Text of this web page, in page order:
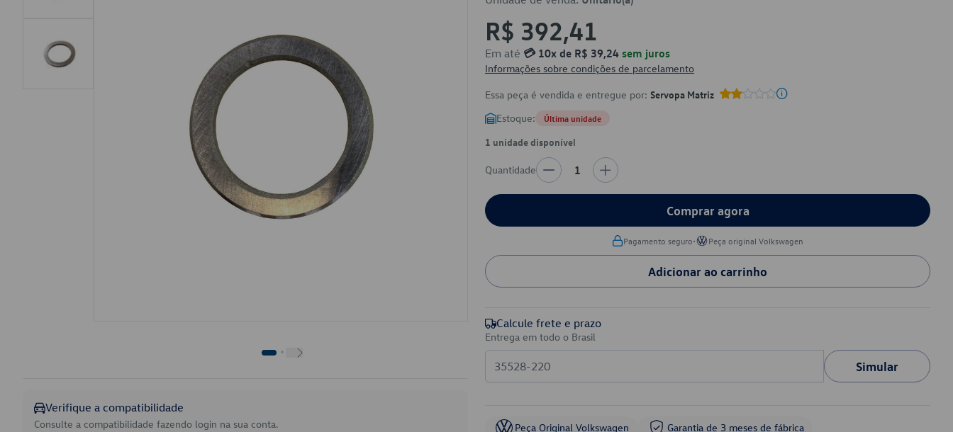
Verifique a compatibilidade
Consulte a compatibilidade fazendo login na sua conta.
R$ 392,41
Em até 💳 10x de R$ 39,24 sem juros
Informações sobre condições de parcelamento
Essa peça é vendida e entregue por: Servopa Matriz
Estoque: Última unidade
1 unidade disponível
Quantidade 1
Comprar agora
Pagamento seguro• Peça original Volkswagen
Adicionar ao carrinho
Calcule frete e prazo
Entrega em todo o Brasil
Simular
Peça Original Volkswagen Garantia de 3 meses de fábrica